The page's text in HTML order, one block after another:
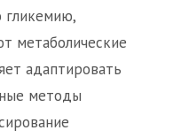
гликемию,
метаболические
адаптировать
методы